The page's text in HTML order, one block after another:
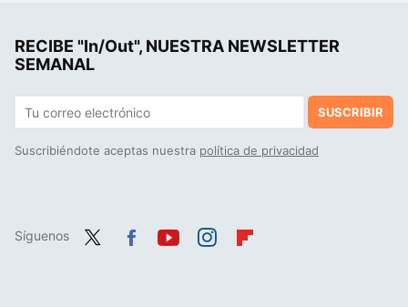
RECIBE "In/Out", NUESTRA NEWSLETTER
SEMANAL
SUSCRIBIR
Suscribiéndote aceptas nuestra política de privacidad
Síguenos